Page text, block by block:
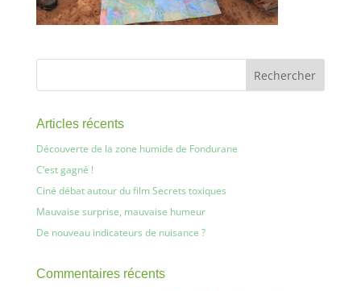
Articles récents
Découverte de la zone humide de Fondurane
C’est gagné !
Ciné débat autour du film Secrets toxiques
Mauvaise surprise, mauvaise humeur
De nouveau indicateurs de nuisance ?
Commentaires récents